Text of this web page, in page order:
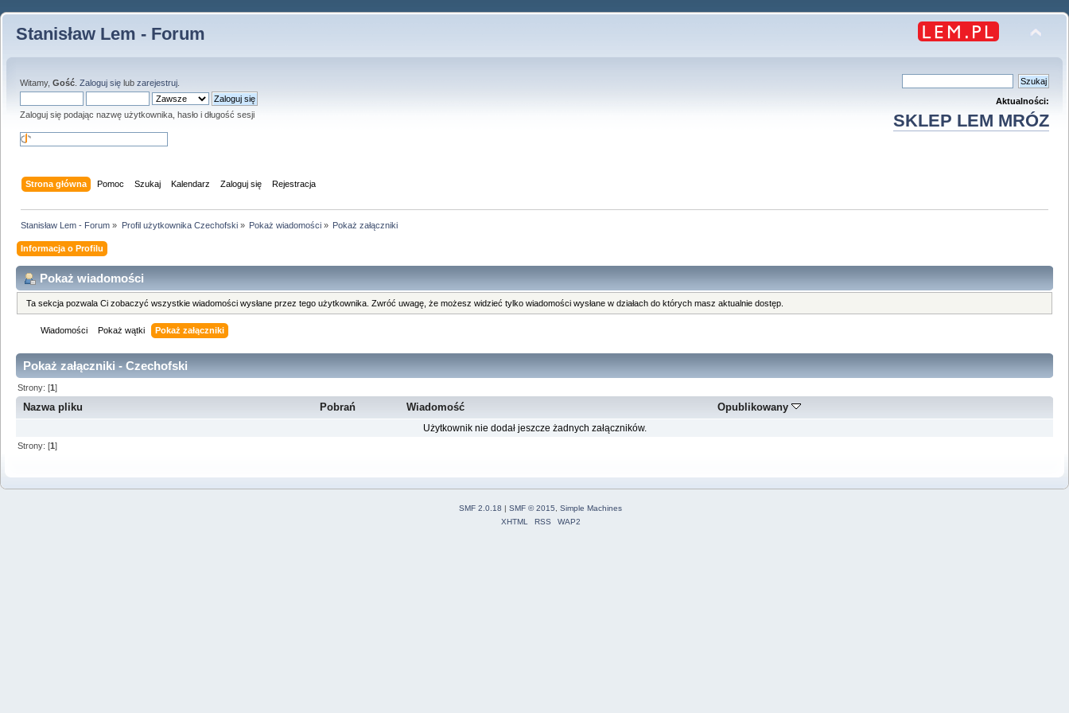
Stanisław Lem - Forum
Witamy, Gość Zaloguj się lub zarejestruj
Zaloguj się podając nazwę użytkownika, hasło i długość sesji
Aktualności:
SKLEP LEM MRÓZ
Strona główna Pomoc Szukaj Kalendarz Zaloguj się Rejestracja
Stanisław Lem - Forum » Profil użytkownika Czechofski» Pokaż wiadomości» Pokaż załączniki
Informacja o Profilu
Pokaż wiadomości
Ta sekcja pozwala Ci zobaczyć wszystkie wiadomości wysłane przez tego użytkownika. Zwróć uwagę, że możesz widzieć tylko wiadomości wysłane w działach do których masz aktualnie dostęp.
Wiadomości Pokaż wątki Pokaż załączniki
Pokaż załączniki - Czechofski
Strony: [1]
Nazwa pliku Pobrań Wiadomość Opublikowany
Użytkownik nie dodał jeszcze żadnych załączników.
Strony: [1]
SMF 2.0.18 | SMF © 2015
Simple Machines
XHTML
RSS WAP2